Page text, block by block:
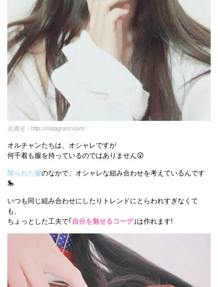
http://instagram.com/
オルチャンたちは、オシャレですが
何千着も服を持っているのではありません😲
限られた服のなかで、オシャレな組み合わせを考えているんです
🎠
いつも同じ組み合わせにしたりトレンドにとらわれすぎなくて
も、
ちょっとした工夫で｢自分を魅せるコーデ｣は作れます!